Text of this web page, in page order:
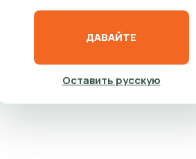
ДАВАЙТЕ
Оставить русскую